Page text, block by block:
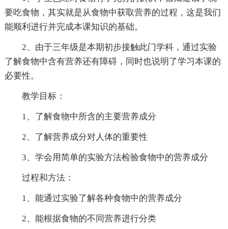
要吃食物，其实就是从食物中获取营养的过程，这是我们
能顺利进行并完成本课知识的基础。
2、由于三年级是本期初步接触此门学科，通过实验
了解食物中含有营养还有障碍，同时也说明了学习本课的
必要性。
教学目标：
1、了解食物中所含的主要营养成分
2、了解营养成分对人体的重要性
3、学会用简单的实验方法检验食物中的营养成分
过程和方法：
1、能通过实验了解各种食物中的营养成分
2、能根据食物的不同营养进行分类